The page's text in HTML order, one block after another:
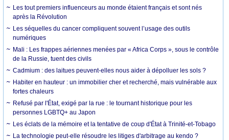
Les tout premiers influenceurs au monde étaient français et sont nés
après la Révolution
Les séquelles du cancer compliquent souvent l’usage des outils
numériques
Mali : Les frappes aériennes menées par « Africa Corps », sous le contrôle
de la Russie, tuent des civils
Cadmium : des laitues peuvent-elles nous aider à dépolluer les sols ?
Habiter en hauteur : un immobilier cher et recherché, mais vulnérable aux
fortes chaleurs
Refusé par l'État, exigé par la rue : le tournant historique pour les
personnes LGBTQ+ au Japon
Les éclats de la mémoire et la tentative de coup d'État à Trinité-et-Tobago
La technologie peut-elle résoudre les litiges d'arbitrage au kendo ?